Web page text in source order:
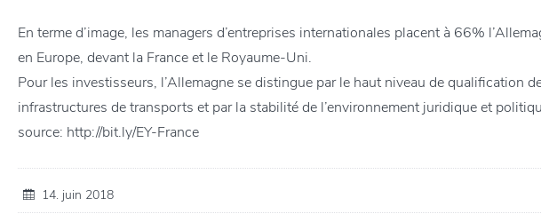
En terme d’image, les managers d’entreprises internationales placent à 66%
en Europe, devant la France et le Royaume-Uni.
Pour les investisseurs, l’Allemagne se distingue par le haut niveau de qualification
infrastructures de transports et par la stabilité de l’environnement juridique et
source: http://bit.ly/EY-France
14. juin 2018